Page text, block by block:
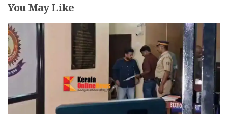
You May Like